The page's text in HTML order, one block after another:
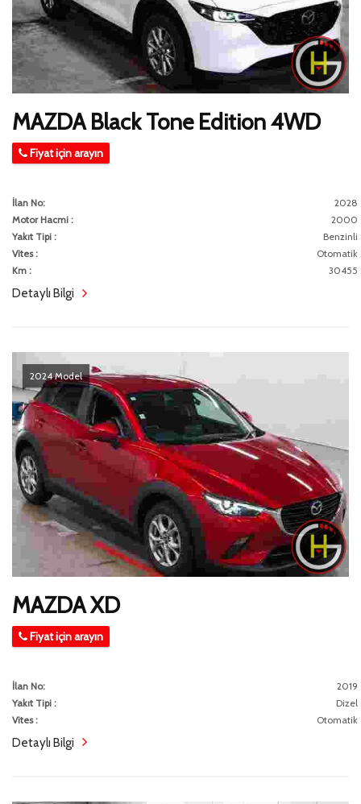
MAZDA Black Tone Edition 4WD
Fiyat için arayın
İlan No:
2028
Motor Hacmi :
2000
Yakıt Tipi :
Benzinli
Vites :
Otomatik
Km :
30455
Detaylı Bilgi
2024 Model
MAZDA XD
Fiyat için arayın
İlan No:
2019
Yakıt Tipi :
Dizel
Vites :
Otomatik
Detaylı Bilgi